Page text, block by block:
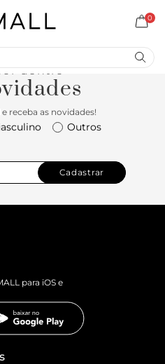
0
dentro
receba as novidades!
Outros
Cadastrar
para iOS e